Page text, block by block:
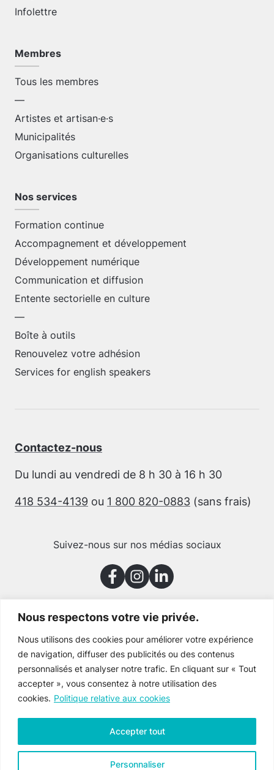
Nous respectons votre vie privée.
Nous utilisons des cookies pour améliorer votre expérience
de navigation, diffuser des publicités ou des contenus
personnalisés et analyser notre trafic. En cliquant sur « Tout
accepter », vous consentez à notre utilisation des
cookies. Politique relative aux cookies
Personnaliser
Accepter tout
Infolettre
Membres
Tous les membres
—
Artistes et artisan·e·s
Municipalités
Organisations culturelles
Nos services
Formation continue
Accompagnement et développement
Développement numérique
Communication et diffusion
Entente sectorielle en culture
—
Boîte à outils
Renouvelez votre adhésion
Services for english speakers
Contactez-nous
Du lundi au vendredi de 8 h 30 à 16 h 30
418 534-4139 ou 1 800 820-0883 (sans frais)
Suivez-nous sur nos médias sociaux
Merci à nos partenaires